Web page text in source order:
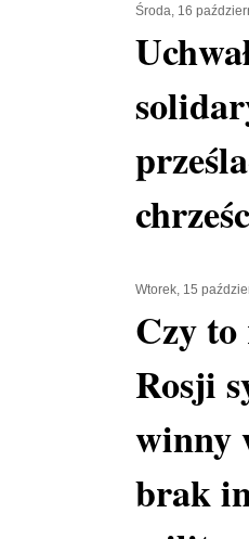
Środa, 16
Wtorek, 15
Czy to
Rosji
winny
brak